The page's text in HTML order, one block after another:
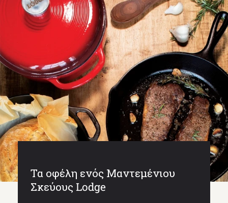
Τα οφέλη ενός Μαντεμένιου
Σκεύους Lodge